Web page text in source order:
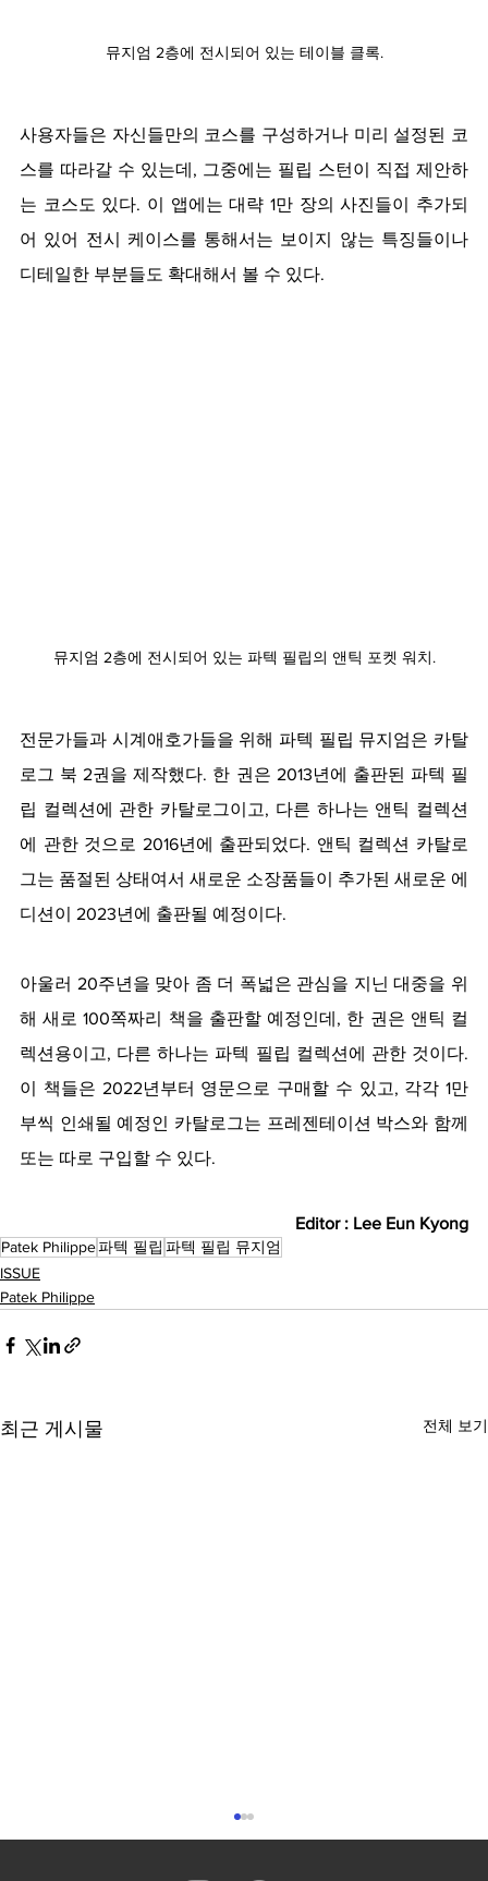
뮤지엄 2층에 전시되어 있는 테이블 클록.
사용자들은 자신들만의 코스를 구성하거나 미리 설정된 코
스를 따라갈 수 있는데, 그중에는 필립 스턴이 직접 제안하
는 코스도 있다. 이 앱에는 대략 1만 장의 사진들이 추가되
어 있어 전시 케이스를 통해서는 보이지 않는 특징들이나
디테일한 부분들도 확대해서 볼 수 있다.
뮤지엄 2층에 전시되어 있는 파텍 필립의 앤틱 포켓 워치.
전문가들과 시계애호가들을 위해 파텍 필립 뮤지엄은 카탈
로그 북 2권을 제작했다. 한 권은 2013년에 출판된 파텍 필
립 컬렉션에 관한 카탈로그이고, 다른 하나는 앤틱 컬렉션
에 관한 것으로 2016년에 출판되었다. 앤틱 컬렉션 카탈로
그는 품절된 상태여서 새로운 소장품들이 추가된 새로운 에
디션이 2023년에 출판될 예정이다.
아울러 20주년을 맞아 좀 더 폭넓은 관심을 지닌 대중을 위
해 새로 100쪽짜리 책을 출판할 예정인데, 한 권은 앤틱 컬
렉션용이고, 다른 하나는 파텍 필립 컬렉션에 관한 것이다.
이 책들은 2022년부터 영문으로 구매할 수 있고, 각각 1만
부씩 인쇄될 예정인 카탈로그는 프레젠테이션 박스와 함께
또는 따로 구입할 수 있다.
Editor : Lee Eun Kyong
Patek Philippe파텍 필립 파텍 필립 뮤지엄
ISSUE
Patek Philippe
최근 게시물 전체 보기